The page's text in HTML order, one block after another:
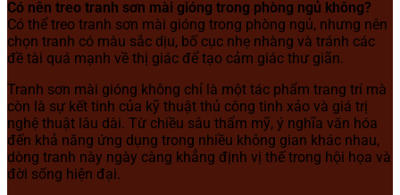
Có nên treo tranh sơn mài gióng trong phòng ngủ không?
Có thể treo tranh sơn mài gióng trong phòng ngủ, nhưng nên
chọn tranh có màu sắc dịu, bố cục nhẹ nhàng và tránh các
đề tài quá mạnh về thị giác để tạo cảm giác thư giãn.
Tranh sơn mài gióng không chỉ là một tác phẩm trang trí mà
còn là sự kết tinh của kỹ thuật thủ công tinh xảo và giá trị
nghệ thuật lâu dài. Từ chiều sâu thẩm mỹ, ý nghĩa văn hóa
đến khả năng ứng dụng trong nhiều không gian khác nhau,
dòng tranh này ngày càng khẳng định vị thế trong hội họa và
đời sống hiện đại.